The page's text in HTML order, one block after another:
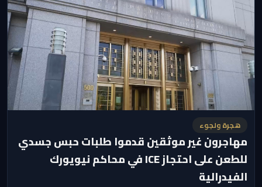
هجرة ولجوء
مهاجرون غير موثقين قدموا طلبات حبس جسدي
للطعن على احتجاز ICE في محاكم نيويورك
الفيدرالية